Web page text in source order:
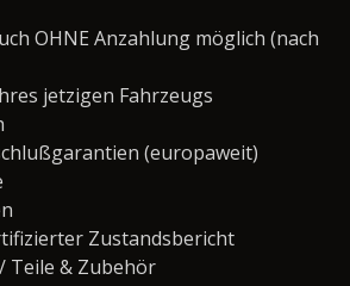
OHNE Anzahlung möglich (nach
jetzigen Fahrzeugs
(europaweit)
Zustandsbericht
Teile & Zubehör